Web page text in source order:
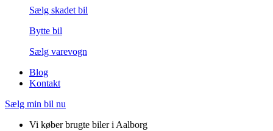
Sælg skadet bil
Bytte bil
Sælg varevogn
Blog
Kontakt
Sælg min bil nu
Vi køber brugte biler i Aalborg